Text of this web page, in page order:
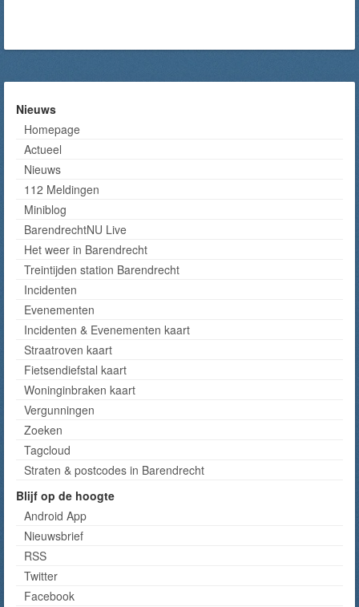
Nieuws
Homepage
Actueel
Nieuws
112 Meldingen
Miniblog
BarendrechtNU Live
Het weer in Barendrecht
Treintijden station Barendrecht
Incidenten
Evenementen
Incidenten & Evenementen kaart
Straatroven kaart
Fietsendiefstal kaart
Woninginbraken kaart
Vergunningen
Zoeken
Tagcloud
Straten & postcodes in Barendrecht
Blijf op de hoogte
Android App
Nieuwsbrief
RSS
Twitter
Facebook